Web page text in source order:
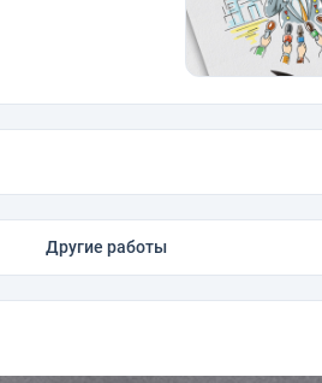
Другие работы